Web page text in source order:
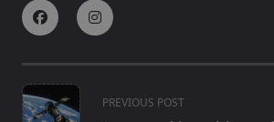
<span
class="nav-
PREVIOUS POST